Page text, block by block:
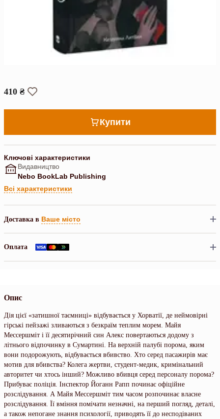
410 ₴
Купити
Ключові характеристики
Видавництво
Nebo BookLab Publishing
Всі характеристики
Доставка в Ваше місто
Оплата
Опис
Дія цієї «затишної таємниці» відбувається у Хорватії, де неймовірні
гірські пейзажі зливаються з безкраїм теплим морем. Майя
Мессершміт і її десятирічний син Алекс повертаються додому з
літнього відпочинку в Сумартині. На верхній палубі порома, яким
вони подорожують, відбувається вбивство. Хто серед пасажирів має
мотив для вбивства? Колега жертви, студент-медик, кримінальний
авторитет чи хтось інший? Можливо вбивця серед персоналу порома?
Прибуває поліція. Інспектор Йоганн Рапп починає офіційне
розслідування. А Майя Мессершміт тим часом розпочинає власне
розслідування. Її вміння помічати незначні, на перший погляд, деталі,
а також непогане знання психології, приводять її до несподіваних